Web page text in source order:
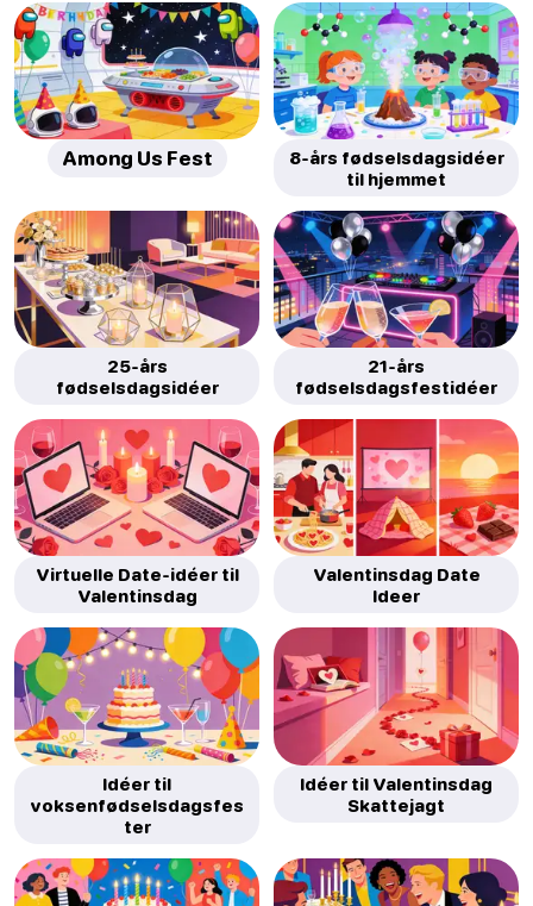
Among Us Fest
8-års fødselsdagsidéer
til hjemmet
25-års
fødselsdagsidéer
21-års
fødselsdagsfestidéer
Virtuelle Date-idéer til
Valentinsdag
Valentinsdag Date
Ideer
Idéer til
voksenfødselsdagsfes
ter
Idéer til Valentinsdag
Skattejagt